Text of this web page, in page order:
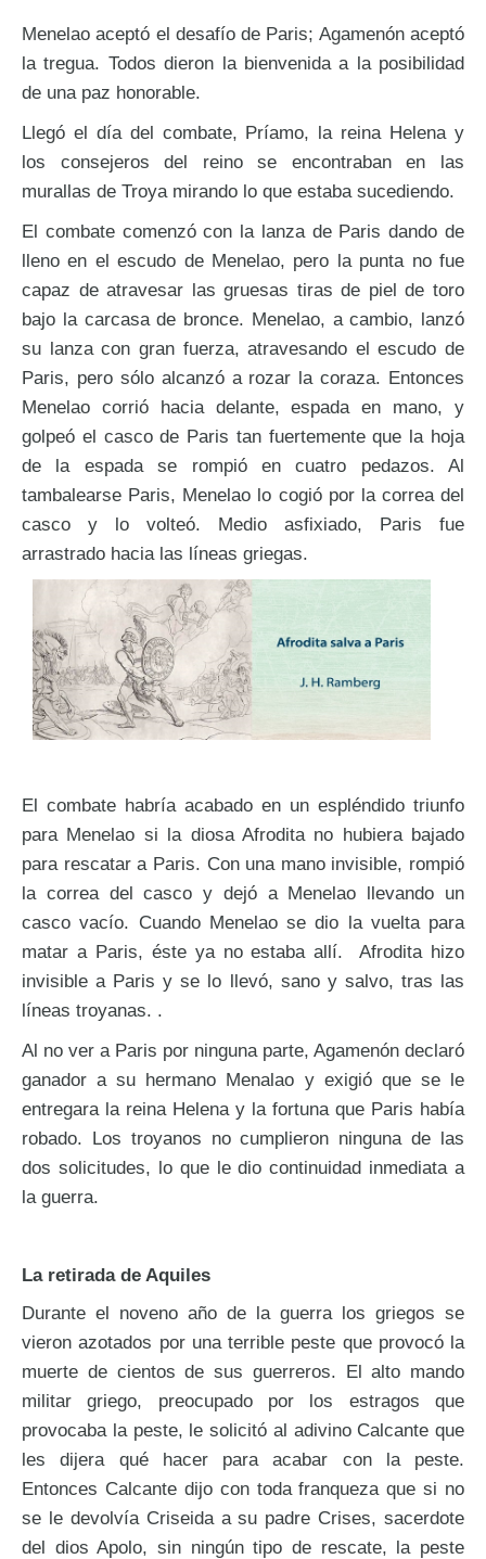
Menelao aceptó el desafío de Paris; Agamenón aceptó
la tregua. Todos dieron la bienvenida a la posibilidad
de una paz honorable.
Llegó el día del combate, Príamo, la reina Helena y
los consejeros del reino se encontraban en las
murallas de Troya mirando lo que estaba sucediendo.
El combate comenzó con la lanza de Paris dando de
lleno en el escudo de Menelao, pero la punta no fue
capaz de atravesar las gruesas tiras de piel de toro
bajo la carcasa de bronce. Menelao, a cambio, lanzó
su lanza con gran fuerza, atravesando el escudo de
Paris, pero sólo alcanzó a rozar la coraza. Entonces
Menelao corrió hacia delante, espada en mano, y
golpeó el casco de Paris tan fuertemente que la hoja
de la espada se rompió en cuatro pedazos. Al
tambalearse Paris, Menelao lo cogió por la correa del
casco y lo volteó. Medio asfixiado, Paris fue
arrastrado hacia las líneas griegas.
El combate habría acabado en un espléndido triunfo
para Menelao si la diosa Afrodita no hubiera bajado
para rescatar a Paris. Con una mano invisible, rompió
la correa del casco y dejó a Menelao llevando un
casco vacío. Cuando Menelao se dio la vuelta para
matar a Paris, éste ya no estaba allí. Afrodita hizo
invisible a Paris y se lo llevó, sano y salvo, tras las
líneas troyanas. .
Al no ver a Paris por ninguna parte, Agamenón declaró
ganador a su hermano Menalao y exigió que se le
entregara la reina Helena y la fortuna que Paris había
robado. Los troyanos no cumplieron ninguna de las
dos solicitudes, lo que le dio continuidad inmediata a
la guerra.
La retirada de Aquiles
Durante el noveno año de la guerra los griegos se
vieron azotados por una terrible peste que provocó la
muerte de cientos de sus guerreros. El alto mando
militar griego, preocupado por los estragos que
provocaba la peste, le solicitó al adivino Calcante que
les dijera qué hacer para acabar con la peste.
Entonces Calcante dijo con toda franqueza que si no
se le devolvía Criseida a su padre Crises, sacerdote
del dios Apolo, sin ningún tipo de rescate, la peste